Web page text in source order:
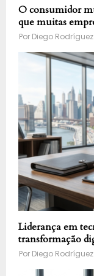
O consumidor
que muitas
Por Diego
Liderança em
transformação
Por Diego